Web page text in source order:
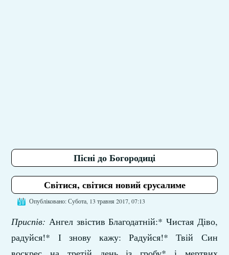
Пісні до Богородиці
Світися, світися новий єрусалиме
Опубліковано: Субота, 13 травня 2017, 07:13
Приспів:Ангел звістив Благодатній:* Чистая Діво,
радуйся!* І знову кажу: Радуйся!* Твій Син